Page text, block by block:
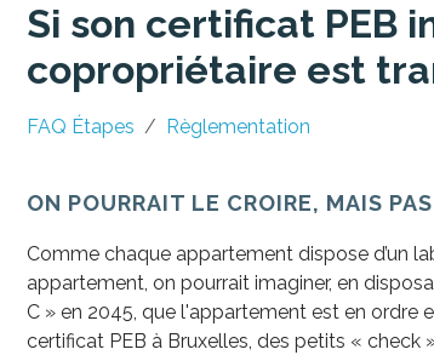
Si son certificat PEB
copropriétaire est
FAQ Étapes Règlementation
ON POURRAIT LE CROIRE, MAIS
Comme chaque appartement dispose d’un
appartement, on pourrait imaginer, en
C » en 2045, que l'appartement est en ordre
certificat PEB à Bruxelles, des petits «